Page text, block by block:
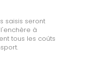
saisis seront
à
tous les coûts